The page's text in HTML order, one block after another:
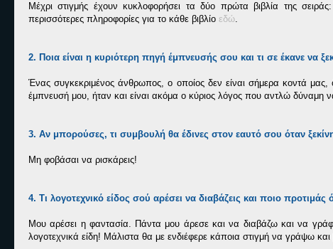
Μέχρι στιγμής έχουν κυκλοφορήσει τα δύο πρώτα βιβλία της
περισσότερες πληροφορίες για το κάθε βιβλίο εδώ.
2. Ποια είναι η κυριότερη πηγή έμπνευσής σου και τι σε έκανε να
Ένας συγκεκριμένος άνθρωπος, ο οποίος δεν είναι σήμερα κοντά μας,
έμπνευσή μου, ήταν και είναι ακόμα ο κύριος λόγος που αντλώ
3. Αν μπορούσες, τι συμβουλή θα έδινες στον εαυτό σου όταν
Μη φοβάσαι να ρισκάρεις!
4. Τι λογοτεχνικό είδος σού αρέσει να διαβάζεις και ποιο προτιμάς
Μου αρέσει η φαντασία. Πάντα μου άρεσε και να διαβάζω και να
λογοτεχνικά είδη! Μάλιστα θα με ενδιέφερε κάποια στιγμή να γράψω και